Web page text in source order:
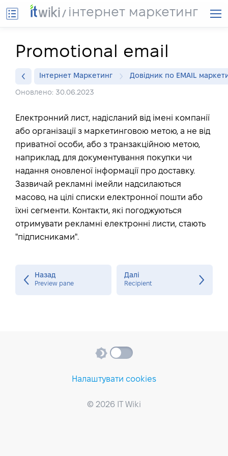
інтернет маркетинг
Promotional email
Інтернет Маркетинг Довідник по EMAIL
Оновлено: 30.06.2023
Електронний лист, надісланий від імені компанії
або організації з маркетинговою метою, а не від
приватної особи, або з транзакційною метою,
наприклад, для документування покупки чи
надання оновленої інформації про доставку.
Зазвичай рекламні імейли надсилаються
масово, на цілі списки електронної пошти або
їхні сегменти. Контакти, які погоджуються
отримувати рекламні електронні листи, стають
"підписниками".
Назад
Preview pane
Далі
Recipient
Налаштувати cookies
© 2026 IT Wiki